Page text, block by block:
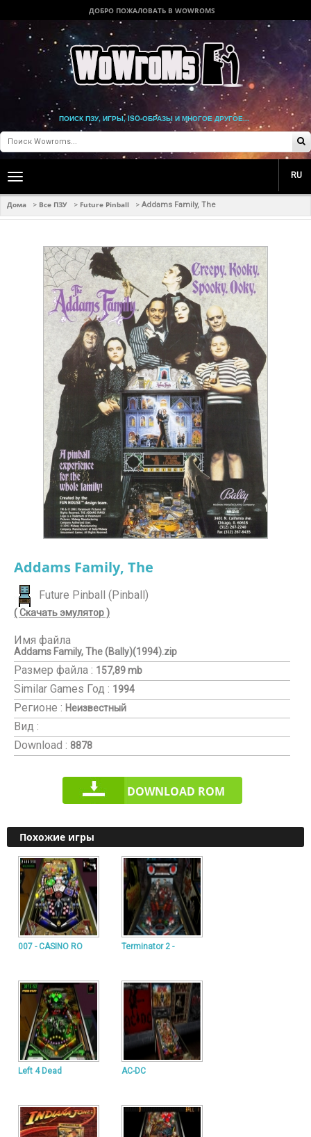
ДОБРО ПОЖАЛОВАТЬ В WOWROMS
ПОИСК ПЗУ, ИГРЫ, ISO-ОБРАЗЫ И МНОГОЕ ДРУГОЕ...
Toggle
navigation
RU
Дома > Все ПЗУ > Future Pinball > Addams Family, The
Addams Family, The
Future Pinball (Pinball)
( Скачать эмулятор )
Имя файла
Addams Family, The (Bally)(1994).zip
Размер файла : 157,89 mb
Similar Games Год : 1994
Регионе : Неизвестный
Вид :
Download : 8878
DOWNLOAD ROM
Похожие игры
007 - CASINO RO Terminator 2 -
Left 4 Dead AC-DC